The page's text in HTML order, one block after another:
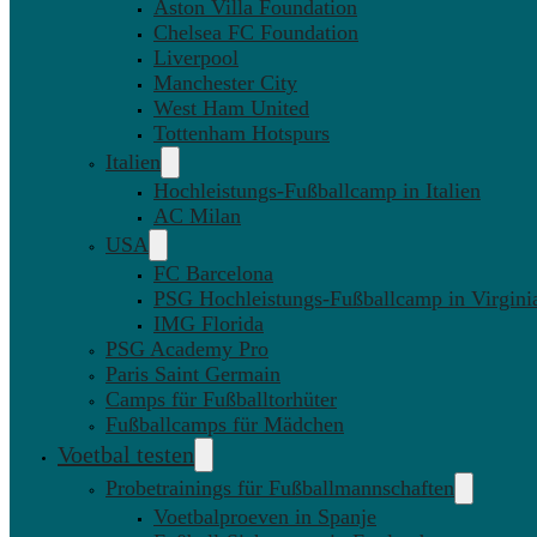
Aston Villa Foundation
Chelsea FC Foundation
Liverpool
Manchester City
West Ham United
Tottenham Hotspurs
Italien
Hochleistungs-Fußballcamp in Italien
AC Milan
USA
FC Barcelona
PSG Hochleistungs-Fußballcamp in
IMG Florida
PSG Academy Pro
Paris Saint Germain
Camps für Fußballtorhüter
Fußballcamps für Mädchen
Voetbal testen
Probetrainings für Fußballmannschaften
Voetbalproeven in Spanje